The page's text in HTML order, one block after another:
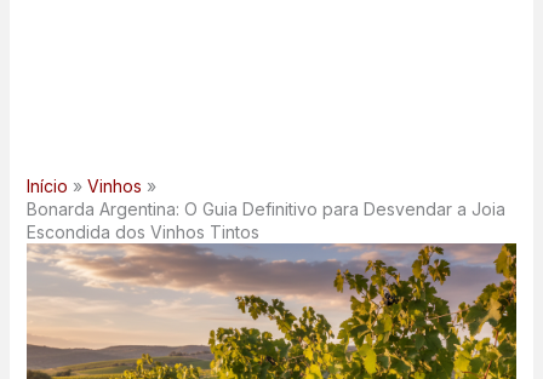
Início
Vinhos
Bonarda Argentina: O Guia Definitivo para Desvendar a Joia
Escondida dos Vinhos Tintos